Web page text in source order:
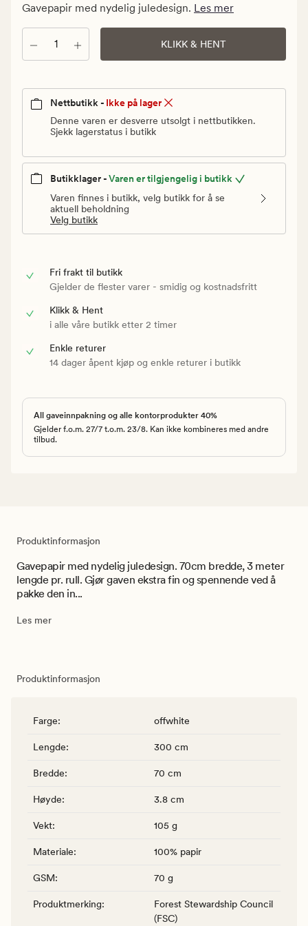
kr.
Gavepapir med nydelig juledesign. Les mer
Antall KLIKK & HENT
Nettbutikk - Ikke på lager
Denne varen er desverre utsolgt i nettbutikken.
Sjekk lagerstatus i butikk
Butikklager -Varen er tilgjengelig i butikk
Varen finnes i butikk, velg butikk for å se
aktuell beholdning
Velg butikk
Fri frakt til butikk
Gjelder de flester varer - smidig og kostnadsfritt
Klikk & Hent
i alle våre butikk etter 2 timer
Enkle returer
14 dager åpent kjøp og enkle returer i butikk
All gaveinnpakning og alle kontorprodukter 40%
Gjelder f.o.m. 27/7 t.o.m. 23/8. Kan ikke kombineres med andre
tilbud.
Produktinformasjon
Gavepapir med nydelig juledesign. 70cm bredde, 3 meter
lengde pr. rull. Gjør gaven ekstra fin og spennende ved å
pakke den in...
Les mer
Produktinformasjon
Farge: offwhite
Lengde: 300 cm
Bredde: 70 cm
Høyde: 3.8 cm
Vekt: 105 g
Materiale: 100% papir
GSM: 70 g
Produktmerking:
Forest Stewardship Council
(FSC)